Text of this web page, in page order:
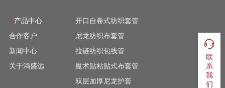
产品中心
合作客户
新闻中心
关于鸿盛远
开口自卷式纺织套管
尼龙纺织布套管
拉链纺织包线管
魔术贴粘贴式布套管
双层加厚尼龙护套
联
系
我
们